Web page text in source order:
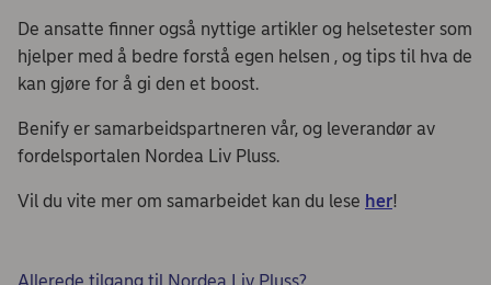
De ansatte finner også nyttige artikler og helsetester som
hjelper med å bedre forstå egen helsen , og tips til hva de
kan gjøre for å gi den et boost.
Benify er samarbeidspartneren vår, og leverandør av
fordelsportalen Nordea Liv Pluss.
Vil du vite mer om samarbeidet kan du lese her!